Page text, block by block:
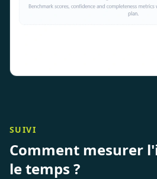
SUIVI
Comment mesurer
le temps ?